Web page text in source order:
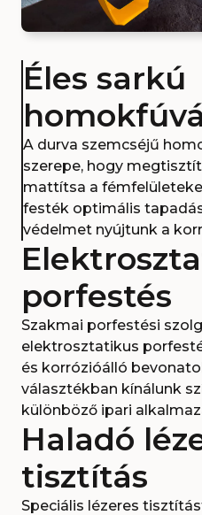
Éles sarkú
A durva szemcséjű
szerepe, hogy
mattítsa a
festék optimális
védelmet nyújtunk a
porfestés
Szakmai porfestési
elektrosztatikus
és korrózióálló
választékban kínálunk
különböző ipari
Haladó
tisztítás
Speciális lézeres